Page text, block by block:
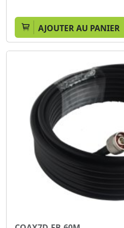
AJOUTER AU PANIER